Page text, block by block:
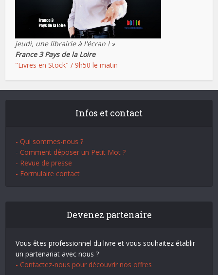
jeudi, une librairie à l'écran ! »
France 3 Pays de la Loire
"Livres en Stock" / 9h50 le matin
Infos et contact
- Qui sommes-nous ?
- Comment déposer un Petit Mot ?
- Revue de presse
- Formulaire contact
Devenez partenaire
Vous êtes professionnel du livre et vous souhaitez établir
un partenariat avec nous ?
- Contactez-nous pour découvrir nos offres